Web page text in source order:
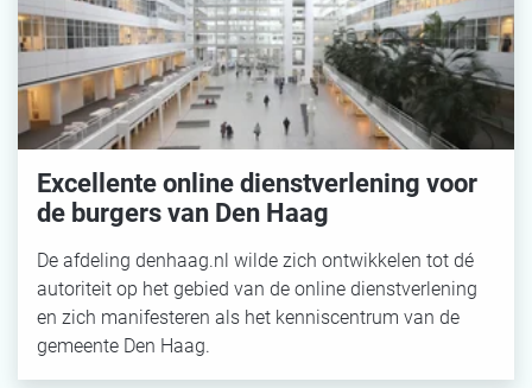
Excellente online dienstverlening voor
de burgers van Den Haag
De afdeling denhaag.nl wilde zich ontwikkelen tot dé
autoriteit op het gebied van de online dienstverlening
en zich manifesteren als het kenniscentrum van de
gemeente Den Haag.